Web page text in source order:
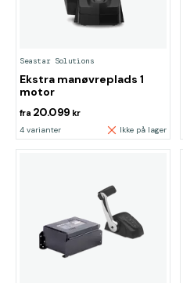
Seastar Solutions
Ekstra manøvreplads 1
motor
fra 20.099 kr
4 varianter Ikke på lager